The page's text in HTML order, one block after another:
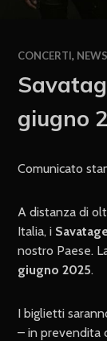
CONCERTI, NEWS
giugno
Comunicato
A distanza di
Italia, i
nostro Paese.
giugno 2025.
I biglietti
– in prevendita